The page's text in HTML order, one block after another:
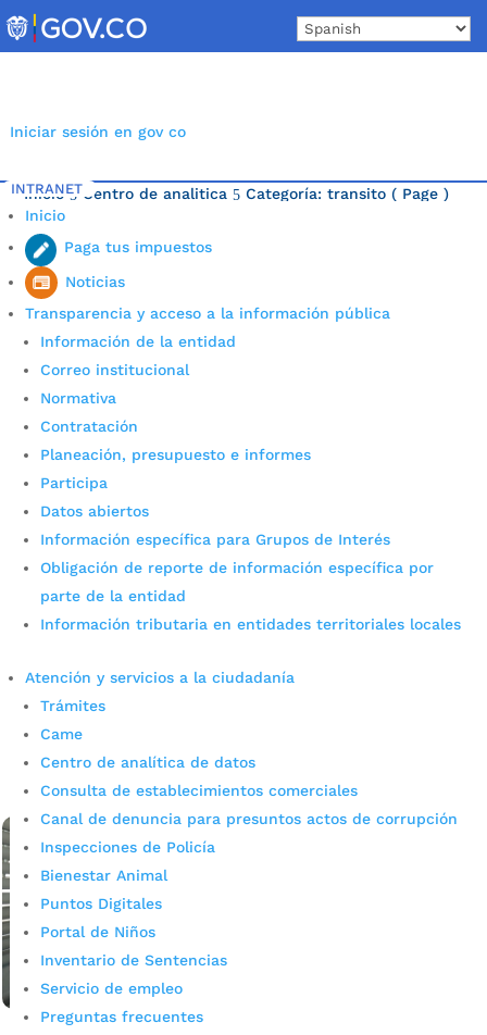
to
content
Iniciar sesión en gov co
INTRANET
Inicio
Paga tus impuestos
Noticias
Transparencia y acceso a la información pública
Información de la entidad
Correo institucional
Normativa
Contratación
Planeación, presupuesto e informes
Participa
Datos abiertos
Información específica para Grupos de Interés
Obligación de reporte de información específica por
parte de la entidad
Información tributaria en entidades territoriales locales
Atención y servicios a la ciudadanía
Trámites
Came
Centro de analítica de datos
Consulta de establecimientos comerciales
Canal de denuncia para presuntos actos de corrupción
Inspecciones de Policía
Bienestar Animal
Puntos Digitales
Portal de Niños
Inventario de Sentencias
Servicio de empleo
Preguntas frecuentes
Inicio 5 Centro de analitica 5 Categoría: transito ( Page )
Última noticia.
Inversión de más de 8 mil
poradmin_prensa| Jun 17, 2025|Noticias
Inversión de más de 8 mil millones de pesos para
modernizar y garantizar la calidad del transporte en
Bucaramanga Full Richard Caicedo Jefe de Gobernanza
En un paso decisivo hacia la modernización y...